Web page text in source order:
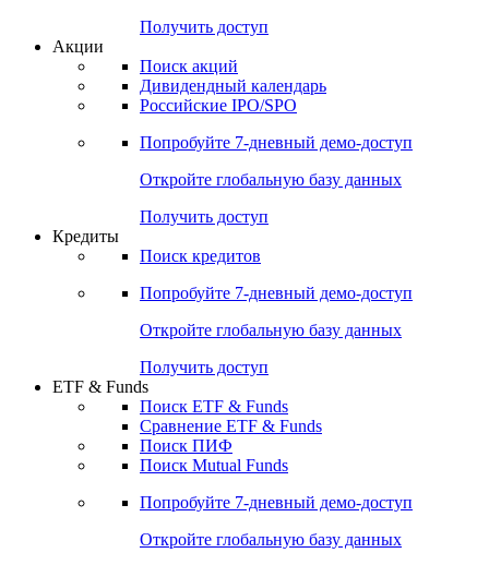
Получить доступ
Акции
Поиск акций
Дивидендный календарь
Российские IPO/SPO
Попробуйте 7-дневный демо-доступ
Откройте глобальную базу данных
Получить доступ
Кредиты
Поиск кредитов
Попробуйте 7-дневный демо-доступ
Откройте глобальную базу данных
Получить доступ
ETF & Funds
Поиск ETF & Funds
Сравнение ETF & Funds
Поиск ПИФ
Поиск Mutual Funds
Попробуйте 7-дневный демо-доступ
Откройте глобальную базу данных